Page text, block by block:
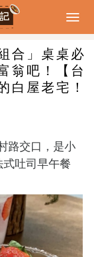
合」桌桌必
翁吧！【台
白屋老宅！
路交口，是小
吐司早午餐